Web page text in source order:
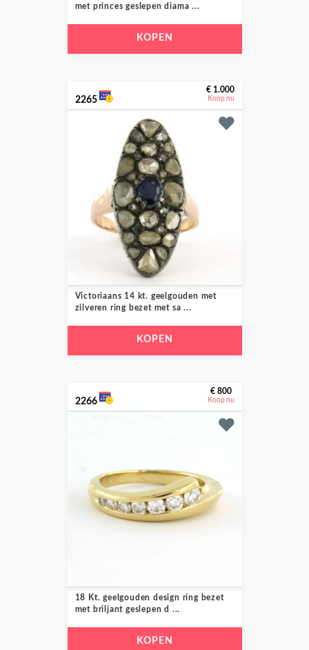
met princes geslepen diama ...
KOPEN
2265
€ 1.000
Koop nu
Victoriaans 14 kt. geelgouden met
zilveren ring bezet met sa ...
KOPEN
2266
€ 800
Koop nu
18 Kt. geelgouden design ring bezet
met briljant geslepen d ...
KOPEN